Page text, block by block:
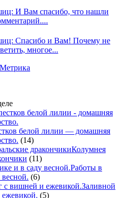
И Вам спасибо, что нашли
Спасибо и Вам! Почему не
многое...
белой лилии — домашняя
(14)
Колумнея
(11)
Работы в
(6)
Заливной
(5)